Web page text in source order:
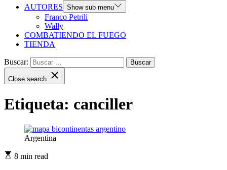
AUTORES Show sub menu
Franco Petrili
Wally
COMBATIENDO EL FUEGO
TIENDA
Buscar:
Close search
Etiqueta: canciller
Argentina
8 min read